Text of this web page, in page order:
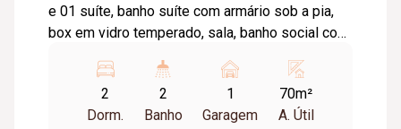
e 01 suíte, banho suíte com armário sob a pia,
box em vidro temperado, sala, banho social com
cozinha, área de serviço, 01 vaga de
estacionamento. Aprox. 70,10m² Cond aprox.
192,79 / taxa de mudança aprox. 90,00 (entrada
2
Dorm.
2
Banho
1
Garagem
70m²
A. Útil